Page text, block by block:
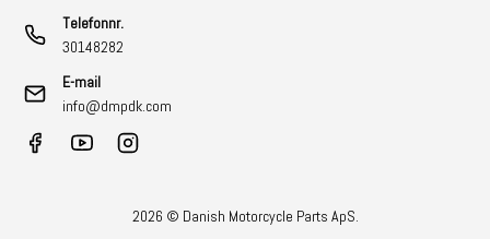
Telefonnr.
30148282
E-mail
info@dmpdk.com
2026 © Danish Motorcycle Parts ApS.